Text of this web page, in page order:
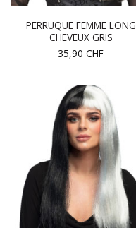
PERRUQUE FEMME LONG
CHEVEUX GRIS
35,90 CHF